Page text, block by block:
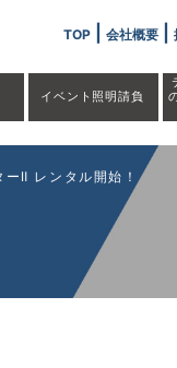
TOP| 会社概要|
イベント照明請負
ーⅡ レンタル開始！